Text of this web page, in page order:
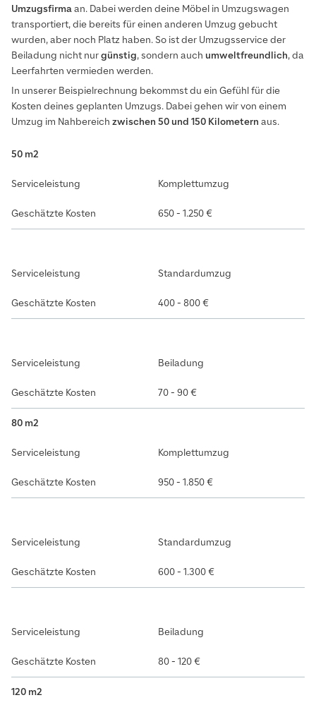
Umzugsfirmaan. Dabei werden deine Möbel in Umzugswagen
transportiert, die bereits für einen anderen Umzug gebucht
wurden, aber noch Platz haben. So ist der Umzugsservice der
Beiladung nicht nurgünstig, sondern auch umweltfreundlich, da
Leerfahrten vermieden werden.
In unserer Beispielrechnung bekommst du ein Gefühl für die
Kosten deines geplanten Umzugs. Dabei gehen wir von einem
Umzug im Nahbereich zwischen 50 und 150 Kilometern aus.
50 m2
Komplettumzug
650 - 1.250 €
Standardumzug
400 - 800 €
Beiladung
70 - 90 €
80 m2
Komplettumzug
950 - 1.850 €
Standardumzug
600 - 1.300 €
Beiladung
80 - 120 €
120 m2